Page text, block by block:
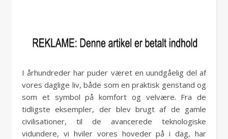
I århundreder har puder været en uundgåelig del af
vores daglige liv, både som en praktisk genstand og
som et symbol på komfort og velvære. Fra de
tidligste eksempler, der blev brugt af de gamle
civilisationer, til de avancerede teknologiske
vidundere, vi hviler vores hoveder på i dag, har